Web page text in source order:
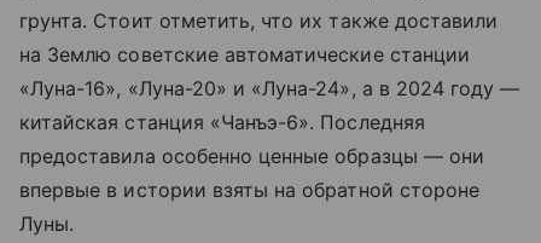
грунта. Стоит отметить, что их также доставили
на Землю советские автоматические станции
«Луна-16», «Луна-20» и «Луна-24», а в 2024 году —
китайская станция «Чанъэ-6». Последняя
предоставила особенно ценные образцы — они
впервые в истории взяты на обратной стороне
Луны.